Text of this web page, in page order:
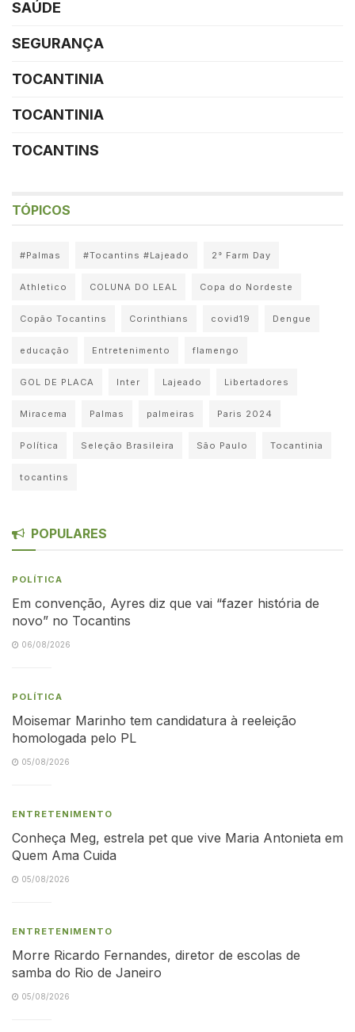
SAÚDE
SEGURANÇA
TOCANTINIA
TOCANTINIA
TOCANTINS
TÓPICOS
#Palmas #Tocantins #Lajeado 2° Farm Day
Athletico COLUNA DO LEAL Copa do Nordeste
Copão Tocantins Corinthians covid19 Dengue
educação Entretenimento flamengo
GOL DE PLACA Inter Lajeado Libertadores
Miracema Palmas palmeiras Paris 2024
Política Seleção Brasileira São Paulo Tocantinia
tocantins
POPULARES
POLÍTICA
Em convenção, Ayres diz que vai “fazer história de
novo” no Tocantins
06/08/2026
POLÍTICA
Moisemar Marinho tem candidatura à reeleição
homologada pelo PL
05/08/2026
ENTRETENIMENTO
Conheça Meg, estrela pet que vive Maria Antonieta em
Quem Ama Cuida
05/08/2026
ENTRETENIMENTO
Morre Ricardo Fernandes, diretor de escolas de
samba do Rio de Janeiro
05/08/2026